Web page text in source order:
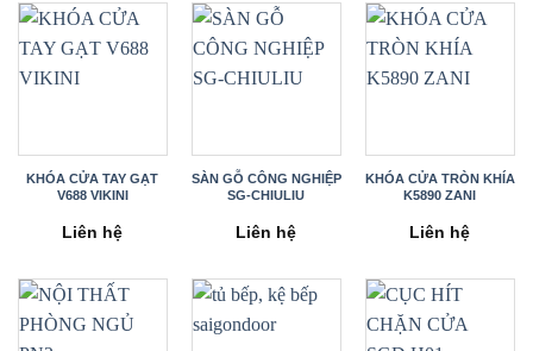
KHÓA CỬA TAY GẠT
V688 VIKINI
Liên hệ
SÀN GỖ CÔNG NGHIỆP
SG-CHIULIU
Liên hệ
KHÓA CỬA TRÒN KHÍA
K5890 ZANI
Liên hệ